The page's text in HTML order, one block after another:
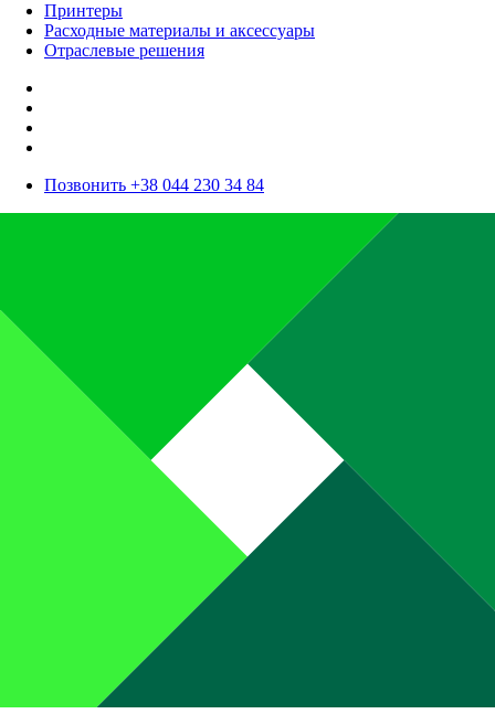
Принтеры
Расходные материалы и аксессуары
Отраслевые решения
Позвонить +38 044 230 34 84